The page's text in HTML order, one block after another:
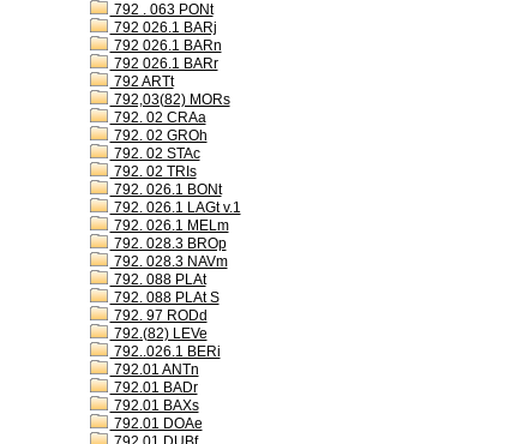
792 . 063 PONt
792 026.1 BARj
792 026.1 BARn
792 026.1 BARr
792 ARTt
792,03(82) MORs
792. 02 CRAa
792. 02 GROh
792. 02 STAc
792. 02 TRIs
792. 026.1 BONt
792. 026.1 LAGt v.1
792. 026.1 MELm
792. 028.3 BROp
792. 028.3 NAVm
792. 088 PLAt
792. 088 PLAt S
792. 97 RODd
792.(82) LEVe
792..026.1 BERi
792.01 ANTn
792.01 BADr
792.01 BAXs
792.01 DOAe